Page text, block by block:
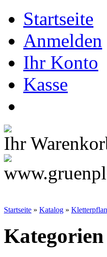
Startseite
Anmelden
Ihr Konto
Kasse
Ihr
Startseite » Katalog »
Kategorien